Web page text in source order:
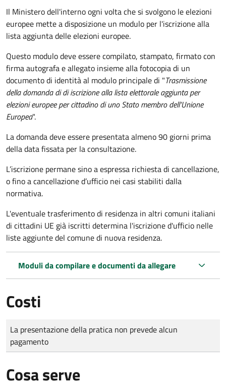
Il Ministero dell'interno ogni volta che si svolgono le elezioni
europee mette a disposizione un modulo per l'iscrizione alla
lista aggiunta delle elezioni europee.
Questo modulo deve essere compilato, stampato, firmato con
firma autografa e allegato insieme alla fotocopia di un
documento di identità al modulo principale di "Trasmissione
della domanda di di iscrizione alla lista elettorale aggiunta per
elezioni europee per cittadino di uno Stato membro dell'Unione
Europea".
La domanda deve essere presentata almeno 90 giorni prima
della data fissata per la consultazione.
L’iscrizione permane sino a espressa richiesta di cancellazione,
o fino a cancellazione d’ufficio nei casi stabiliti dalla
normativa.
L'eventuale trasferimento di residenza in altri comuni italiani
di cittadini UE già iscritti determina l'iscrizione d'ufficio nelle
liste aggiunte del comune di nuova residenza.
Moduli da compilare e documenti da allegare
Costi
Tipo di pagamento
Importo
La presentazione della pratica non prevede alcun
pagamento
Cosa serve